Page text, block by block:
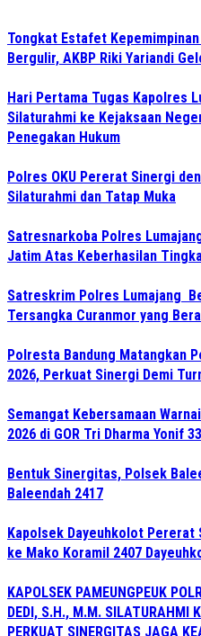
Tongkat Estafet
Bergulir, AKBP Riki Yariandi
Hari Pertama Tugas Kapolres
Silaturahmi ke Kejaksaan
Penegakan Hukum
Polres OKU Pererat Sinergi
Silaturahmi dan Tatap Muka
Satresnarkoba Polres
Jatim Atas Keberhasilan
Satreskrim Polres Lumajang
Tersangka Curanmor yang
Polresta Bandung Matangkan
2026, Perkuat Sinergi Demi
Semangat Kebersamaan
2026 di GOR Tri Dharma Yonif
Bentuk Sinergitas, Polsek
Baleendah 2417
Kapolsek Dayeuhkolot
ke Mako Koramil 2407
KAPOLSEK PAMEUNGPEUK
DEDI, S.H., M.M. SILATURAHMI
PERKUAT SINERGITAS JAGA